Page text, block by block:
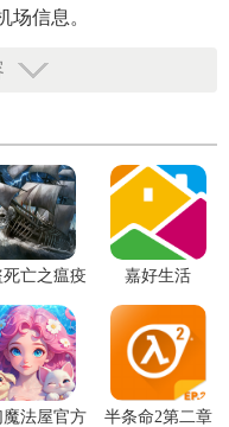
场信息。
政策。
问题。
动信息。
给亲友。
班信息。
动。
询等。
死亡之瘟疫 嘉好生活
魔法屋官方
半条命2第二章